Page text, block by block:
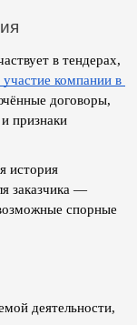
в тендерах,
участие компании в
договоры,
признаки
история
заказчика —
спорные
деятельности,